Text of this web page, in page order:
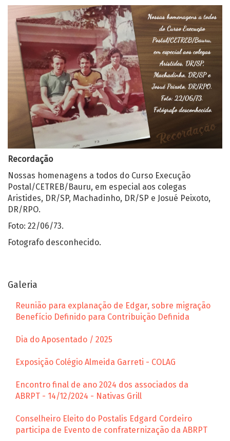
Recordação
Nossas homenagens a todos do Curso Execução
Postal/CETREB/Bauru, em especial aos colegas
Aristides, DR/SP, Machadinho, DR/SP e Josué Peixoto,
DR/RPO.
Foto: 22/06/73.
Fotografo desconhecido.
Galeria
Reunião para explanação de Edgar, sobre migração
Benefício Definido para Contribuição Definida
Dia do Aposentado / 2025
Exposição Colégio Almeida Garreti - COLAG
Encontro final de ano 2024 dos associados da
ABRPT - 14/12/2024 - Nativas Grill
Conselheiro Eleito do Postalis Edgard Cordeiro
participa de Evento de confraternização da ABRPT